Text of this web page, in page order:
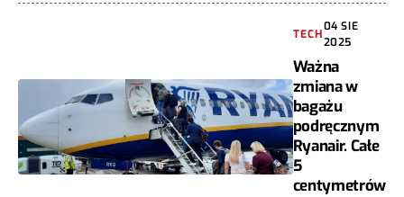
TECH
04 SIE
2025
Ważna
zmiana w
bagażu
podręcznym
Ryanair. Całe
5
centymetrów